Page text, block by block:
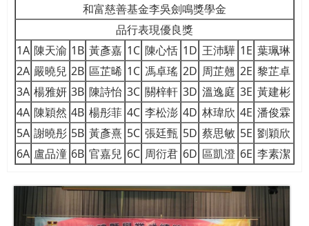
和富慈善基金李吳劍鳴獎學金
品行表現優良獎
1A 陳天渝 1B 黃彥嘉 1C 陳心恬 1D 王沛驊 1E 葉珮琳
2A 嚴曉兒 2B 區芷晞 1C 馮卓瑤 2D 周芷翹 2E 黎芷卓
3A 楊雅妍 3B 陳詩怡 3C 關梓軒 3D 溫逸庭 3E 黃建彬
4A 陳穎然 4B 楊彤菲 4C 李松澎 4D 林瑋欣 4E 潘俊霖
5A 謝曉彤 5B 黃彥熹 5C 張廷甄 5D 蔡思敏 5E 劉穎欣
6A 盧品潼 6B 官嘉兒 6C 周衍君 6D 區凱澄 6E 李素潔